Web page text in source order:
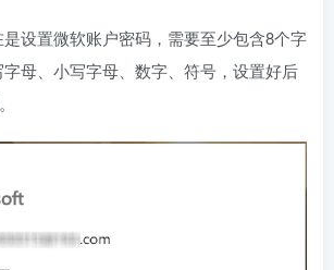
是设置微软账户密码，需要至少包含8个字
母、小写字母、数字、符号，设置好后